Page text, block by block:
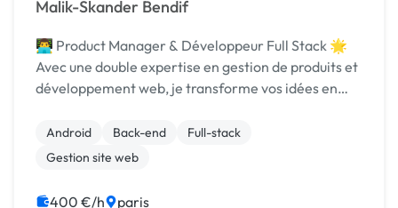
Malik-Skander Bendif
👨‍💻 Product Manager & Développeur Full Stack 🌟
Avec une double expertise en gestion de produits et
développement web, je transforme vos idées en
Management : Vision produit, roadmaps, gestion ...
Android Back-end
Full-stack
Gestion site web
400 €/h paris